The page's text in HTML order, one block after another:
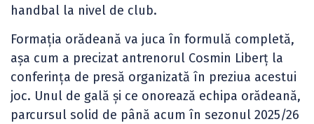
handbal la nivel de club.
Formația orădeană va juca în formulă completă,
așa cum a precizat antrenorul Cosmin Liberț la
conferința de presă organizată în preziua acestui
joc. Unul de gală și ce onorează echipa orădeană,
parcursul solid de până acum în sezonul 2025/26